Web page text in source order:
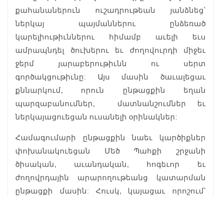
քահանաներուն ուշադրութեան յանձնեց՝
ներկայ պայմաններու ընձեռած
կարելիութիւններու հիմամբ աւելի եւս
ամրապնդել ծուխերու եւ ժողովուրդի միջեւ
ջերմ յարաբերութիւնն ու սերտ
գործակցութիւնը: Այս մասին ծաւալեցաւ
քննարկում, որուն ընթացքին եղան
պարզաբանումներ, մատնանշումներ եւ
ներկայացուեցան ուսանելի օրինակներ:
Համագումարի ընթացքին նաեւ կարծիքներ
փոխանակուեցան Մեծ Պահքի շրջանի
ծիսական, աւանդական, հոգեւոր եւ
ժողովրդային արարողութեանց կատարման
ընթացքի մասին: Հուսկ, կայացաւ որոշում՝